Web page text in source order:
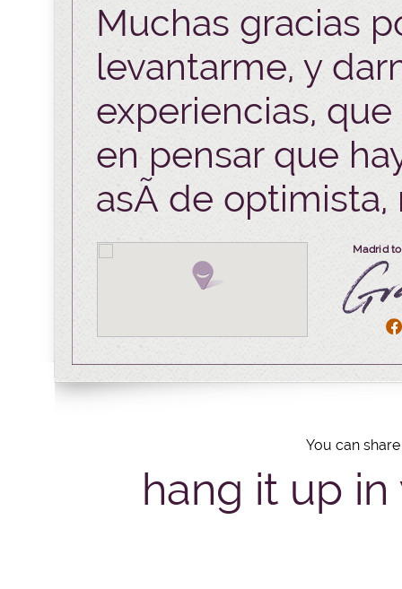
Muchas gracias
levantarme, y
experiencias,
en pensar que
asÃ­ de optimista,
Madrid
You can
hang it up